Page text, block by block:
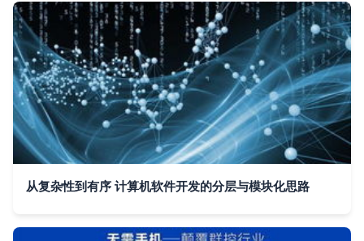
从复杂性到有序 计算机软件开发的分层与模块化思路